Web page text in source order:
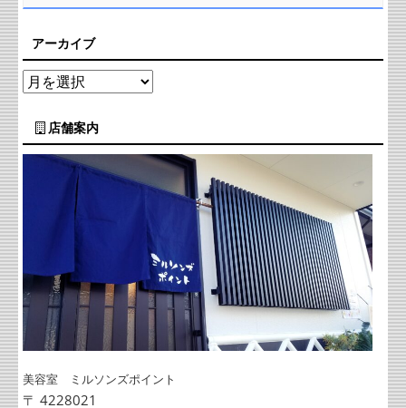
アーカイブ
店舗案内
美容室 ミルソンズポイント
〒 4228021